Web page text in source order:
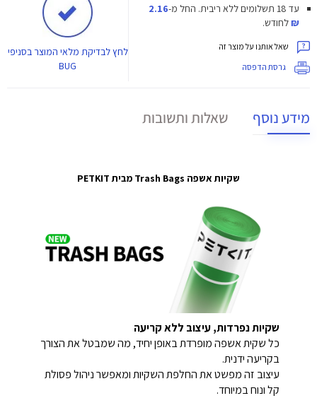
עד 18 תשלומים ללא ריבית. החל מ-2.16
₪לחודש.
שאל אותנו על מוצר זה
גרסת הדפסה
לחץלבדיקת מלאי המוצר בסניפי
BUG
מידע נוסף שאלות ותשובות
שקיות אשפה Trash Bags מבית PETKIT
שקיות נפרדות, עיצוב ללא קריעה
כל שקית אשפה מופרדת באופן יחיד, מה שמבטל את הצורך
בקריעה ידנית.
עיצוב זה מפשט את החלפת השקיות ומאפשר ניהול פסולת
קל ונוח במיוחד.